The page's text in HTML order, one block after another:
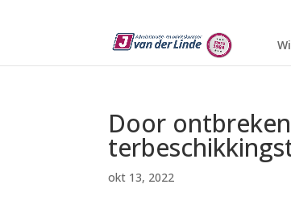
Door
okt 13, 2022